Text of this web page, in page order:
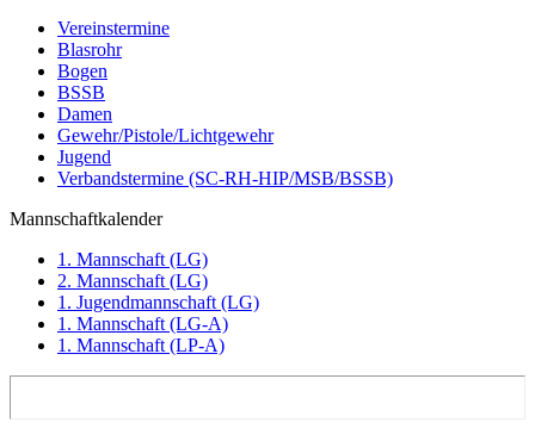
Vereinstermine
Blasrohr
Bogen
BSSB
Damen
Gewehr/Pistole/Lichtgewehr
Jugend
Verbandstermine (SC-RH-HIP/MSB/BSSB)
Mannschaftkalender
1. Mannschaft (LG)
2. Mannschaft (LG)
1. Jugendmannschaft (LG)
1. Mannschaft (LG-A)
1. Mannschaft (LP-A)